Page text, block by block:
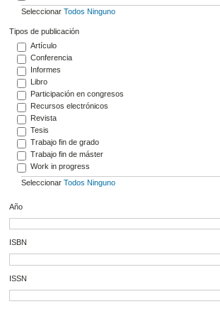
Seleccionar Todos Ninguno
Tipos de publicación
Artículo
Conferencia
Informes
Libro
Participación en congresos
Recursos electrónicos
Revista
Tesis
Trabajo fin de grado
Trabajo fin de máster
Work in progress
Seleccionar Todos Ninguno
Año
ISBN
ISSN